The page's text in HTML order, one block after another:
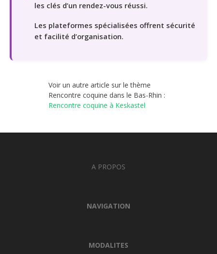
les clés d’un rendez-vous réussi.
Les plateformes spécialisées offrent sécurité
et facilité d’organisation.
Voir un autre article sur le thème
Rencontre coquine dans le Bas-Rhin :
Rencontre coquine à Keskastel
A PROPOS
NAVIGATION
MODALITES